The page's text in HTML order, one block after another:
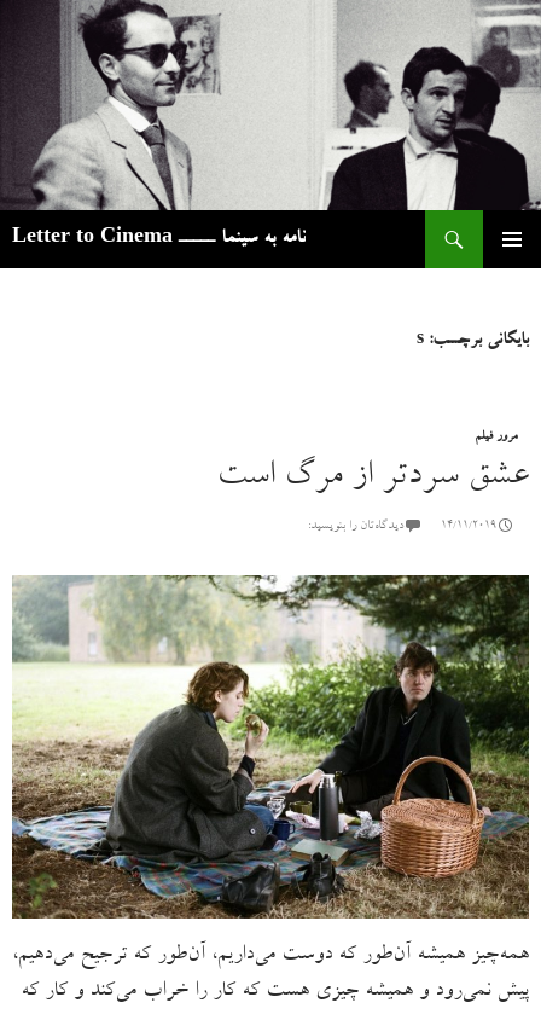
نامه به سینما ـــــ Letter to Cinema
بایگانی برچسب: s
مرور فیلم
عشق سردتر از مرگ است
14/11/2019 دیدگاه‌تان را بنویسید:
همه‌چیز همیشه آن‌طور که دوست می‌داریم، آن‌طور که ترجیح می‌دهیم،
پیش نمی‌رود و همیشه چیزی هست که کار را خراب می‌کند و کار که